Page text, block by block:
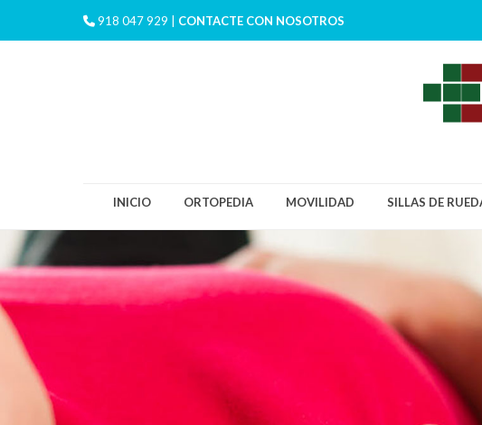
918 047 929 | CONTACTE CON NOSOTROS
INICIO ORTOPEDIA MOVILIDAD SILLAS DE